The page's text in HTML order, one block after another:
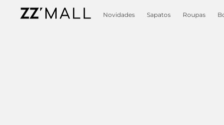
Novidades Sapatos Roupas